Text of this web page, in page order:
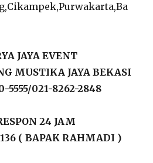
JAYA EVENT
MUSTIKA JAYA BEKASI
5555/021-8262-2848
24 JAM
( BAPAK RAHMADI )